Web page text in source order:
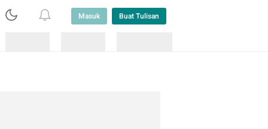
Masuk Buat Tulisan